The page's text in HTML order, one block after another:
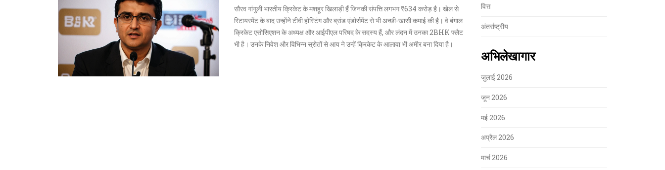
सौरव गांगुली भारतीय क्रिकेट के मशहूर खिलाड़ी हैं जिनकी संपत्ति लगभग ₹634 करोड़ है। खेल से
रिटायरमेंट के बाद उन्होंने टीवी होस्टिंग और ब्रांड एंडोर्समेंट से भी अच्छी-खासी कमाई की है। वे बंगाल
क्रिकेट एसोसिएशन के अध्यक्ष और आईपीएल परिषद के सदस्य हैं, और लंदन में उनका 2BHK फ्लैट
भी है। उनके निवेश और विभिन्न स्रोतों से आय ने उन्हें क्रिकेट के आलावा भी अमीर बना दिया है।
वित्त
अंतर्राष्ट्रीय
अभिलेखागार
जुलाई 2026
जून 2026
मई 2026
अप्रैल 2026
मार्च 2026